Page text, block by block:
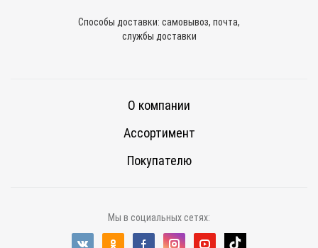
Способы доставки: самовывоз, почта,
службы доставки
О компании
Ассортимент
Покупателю
Мы в социальных сетях: